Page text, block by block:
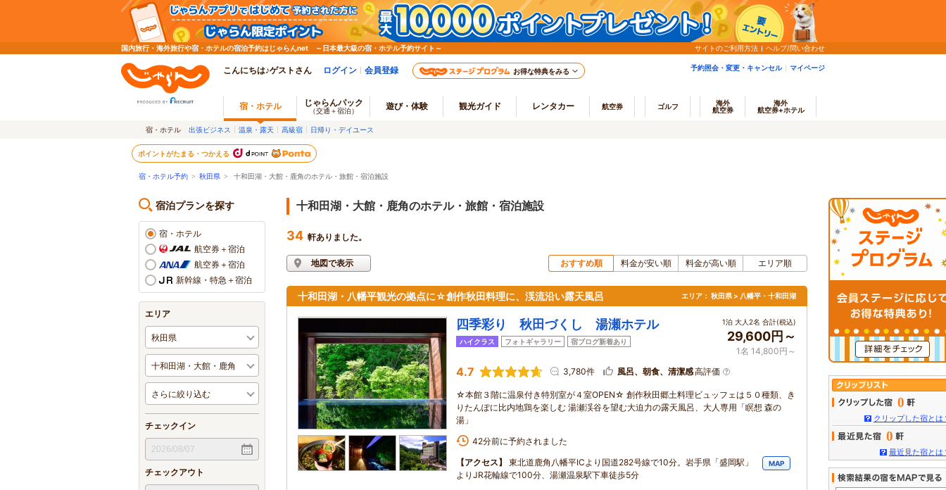
国内旅行・海外旅行や宿・ホテルの宿泊予約はじゃらんnet ～日本最大級の宿・ホテル予約サイト～ サイトのご利用方法 ヘルプ/問い合わせ
こんにちは♪ゲストさん ログイン 会員登録 お得な特典をみる 予約照会・変更・キャンセル マイページ
宿・ホテル じゃらんパック
（交通＋宿泊） 遊び・体験 観光ガイド レンタカー 航空券 ゴルフ
海外
航空券
海外
航空券+ホテル
宿・ホテル 出張ビジネス 温泉・露天 高級宿 日帰り・デイユース
ポイントがたまる・つかえる
宿・ホテル予約 > 秋田県 > 十和田湖・大館・鹿角のホテル・旅館・宿泊施設
宿泊プランを探す
宿・ホテル
航空券＋宿泊
航空券＋宿泊
新幹線・特急＋宿泊
エリア
チェックイン
チェックアウト
十和田湖・大館・鹿角のホテル・旅館・宿泊施設
34 軒ありました。
地図で表示 おすすめ順 料金が安い順 料金が高い順 エリア順
十和田湖・八幡平観光の拠点に☆創作秋田料理に、渓流沿い露天風呂 エリア： 秋田県 > 八幡平・十和田湖
四季彩り 秋田づくし 湯瀬ホテル
ハイクラス フォトギャラリー 宿ブログ新着あり
1泊 大人2名 合計(税込)
29,600円～
1名 14,800円～
4.7 3,780件 風呂、朝食、清潔感高評価
☆本館３階に温泉付き特別室が４室OPEN☆ 創作秋田郷土料理ビュッフェは５０種類、き
りたんぽに比内地鶏を楽しむ 湯瀬渓谷を望む大迫力の露天風呂、大人専用「瞑想 森の
湯」
42分前に予約されました
【アクセス】
東北道鹿角八幡平ICより国道282号線で10分。岩手県「盛岡駅」
よりJR花輪線で100分、湯瀬温泉駅下車徒歩5分
MAP
0
クリップした宿とは
0
最近見た宿とは